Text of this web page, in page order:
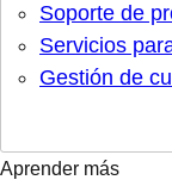
Soporte de
Servicios
Gestión de
Aprender más